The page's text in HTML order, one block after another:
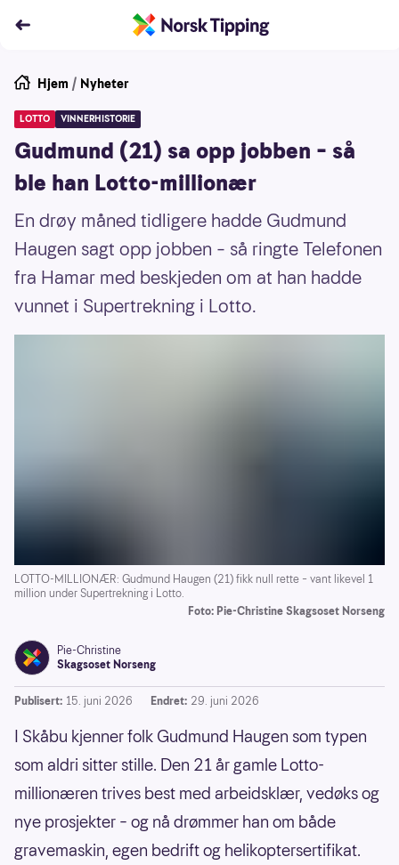
Hjem / Nyheter
LOTTO VINNERHISTORIE
Gudmund (21) sa opp jobben – så
ble han Lotto-millionær
En drøy måned tidligere hadde Gudmund
Haugen sagt opp jobben – så ringte Telefonen
fra Hamar med beskjeden om at han hadde
vunnet i Supertrekning i Lotto.
LOTTO-MILLIONÆR: Gudmund Haugen (21) fikk null rette – vant likevel 1
million under Supertrekning i Lotto.
Foto: Pie-Christine Skagsoset Norseng
Pie-Christine
Skagsoset Norseng
Publisert: 15. juni 2026 Endret: 29. juni 2026
I Skåbu kjenner folk Gudmund Haugen som typen
som aldri sitter stille. Den 21 år gamle Lotto-
millionæren trives best med arbeidsklær, vedøks og
nye prosjekter – og nå drømmer han om både
gravemaskin, egen bedrift og helikoptersertifikat.